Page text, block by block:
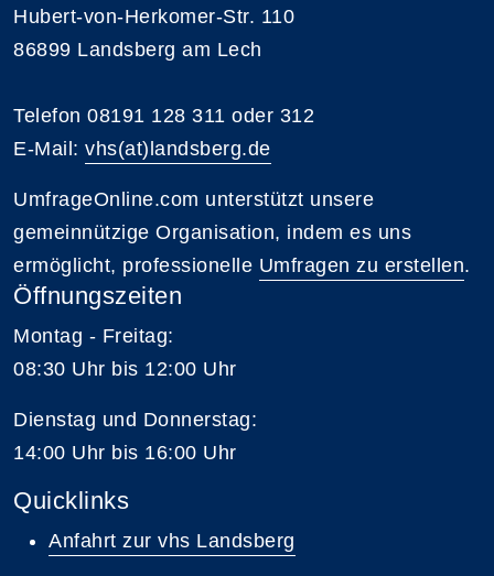
Hubert-von-Herkomer-Str. 110
86899 Landsberg am Lech
Telefon 08191 128 311 oder 312
E-Mail: vhs(at)landsberg.de
UmfrageOnline.com unterstützt unsere
gemeinnützige Organisation, indem es uns
ermöglicht, professionelle Umfragen zu erstellen.
Öffnungszeiten
Montag - Freitag:
08:30 Uhr bis 12:00 Uhr
Dienstag und Donnerstag:
14:00 Uhr bis 16:00 Uhr
Quicklinks
Anfahrt zur vhs Landsberg